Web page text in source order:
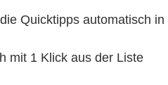
Quicktipps automatisch in
mit 1 Klick aus der Liste